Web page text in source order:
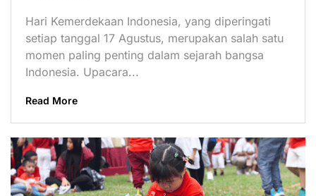
Hari Kemerdekaan Indonesia, yang diperingati
setiap tanggal 17 Agustus, merupakan salah satu
momen paling penting dalam sejarah bangsa
Indonesia. Upacara...
Read More